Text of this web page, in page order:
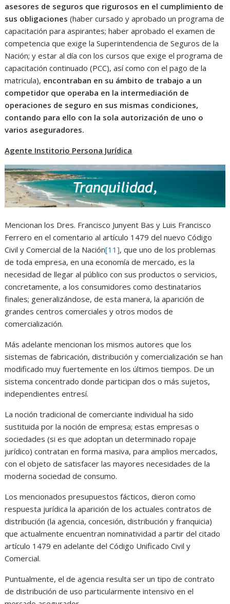
asesores de seguros que rigurosos en el cumplimiento de
sus obligaciones(haber cursado y aprobado un programa de
capacitación para aspirantes; haber aprobado el examen de
competencia que exige la Superintendencia de Seguros de la
Nación; y estar al día con los cursos que exige el programa de
capacitación continuado (PCC), así como con el pago de la
matricula), encontraban en su ámbito de trabajo a un
competidor que operaba en la intermediación de
operaciones de seguro en sus mismas condiciones,
contando para ello con la sola autorización de uno o
varios aseguradores.
Agente Institorio Persona Jurídica
Mencionan los Dres. Francisco Junyent Bas y Luis Francisco
Ferrero en el comentario al artículo 1479 del nuevo Código
Civil y Comercial de la Nación[11], que uno de los problemas
de toda empresa, en una economía de mercado, es la
necesidad de llegar al público con sus productos o servicios,
concretamente, a los consumidores como destinatarios
finales; generalizándose, de esta manera, la aparición de
grandes centros comerciales y otros modos de
comercialización.
Más adelante mencionan los mismos autores que los
sistemas de fabricación, distribución y comercialización se han
modificado muy fuertemente en los últimos tiempos. De un
sistema concentrado donde participan dos o más sujetos,
independientes entresí.
La noción tradicional de comerciante individual ha sido
sustituida por la noción de empresa; estas empresas o
sociedades (si es que adoptan un determinado ropaje
jurídico) contratan en forma masiva, para amplios mercados,
con el objeto de satisfacer las mayores necesidades de la
moderna sociedad de consumo.
Los mencionados presupuestos fácticos, dieron como
respuesta jurídica la aparición de los actuales contratos de
distribución (la agencia, concesión, distribución y franquicia)
que actualmente encuentran nominatividad a partir del citado
artículo 1479 en adelante del Código Unificado Civil y
Comercial.
Puntualmente, el de agencia resulta ser un tipo de contrato
de distribución de uso particularmente intensivo en el